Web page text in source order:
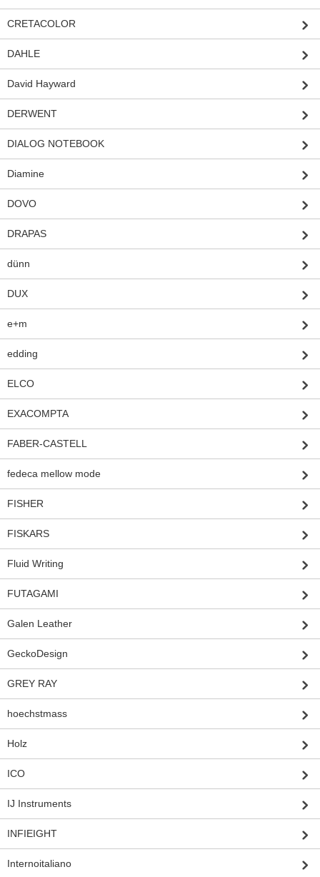
CRETACOLOR
DAHLE
David Hayward
DERWENT
DIALOG NOTEBOOK
Diamine
DOVO
DRAPAS
dünn
DUX
e+m
edding
ELCO
EXACOMPTA
FABER-CASTELL
fedeca mellow mode
FISHER
FISKARS
Fluid Writing
FUTAGAMI
Galen Leather
GeckoDesign
GREY RAY
hoechstmass
Holz
ICO
IJ Instruments
INFIEIGHT
Internoitaliano